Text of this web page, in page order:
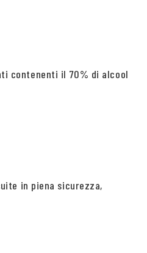
contenenti il 70% di alcool
in piena sicurezza,